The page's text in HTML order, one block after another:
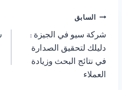
تصفّح
المقالات
السابق
شركة سيو في الجيزة :
دليلك لتحقيق الصدارة
في نتائج البحث وزيادة
العملاء